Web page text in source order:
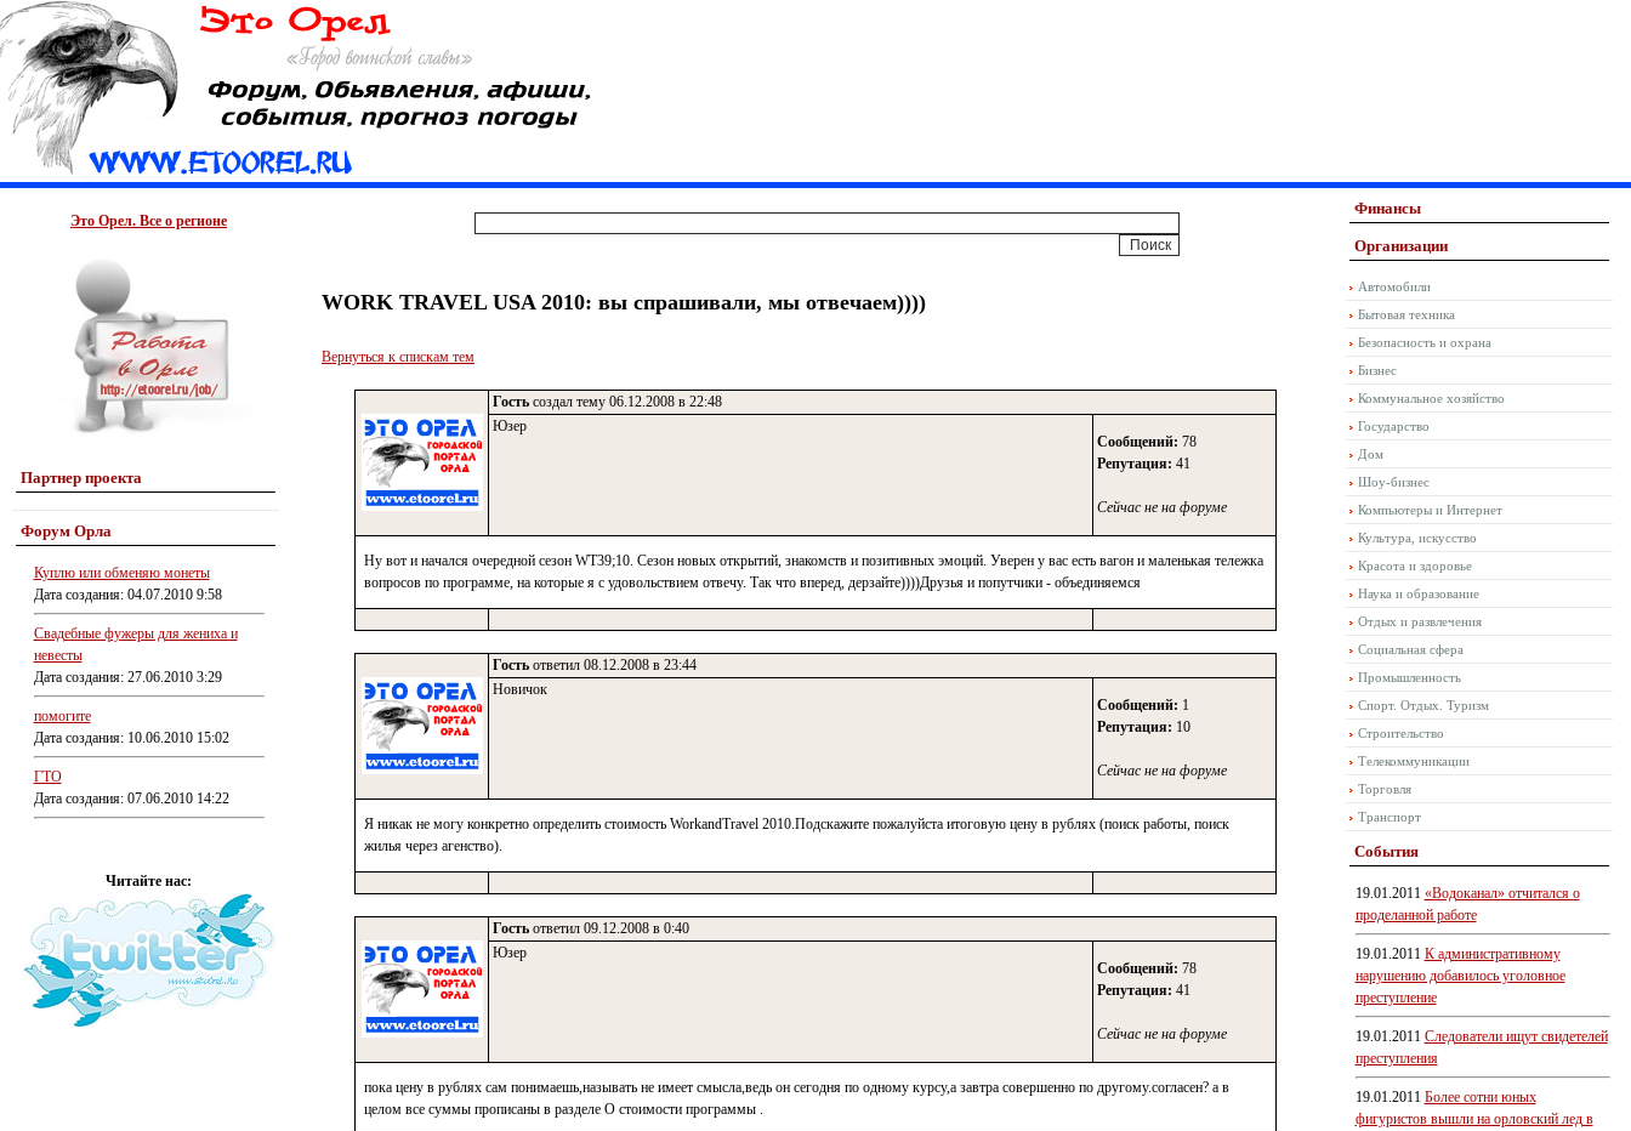
Это Орел. Все о регионе
Партнер проекта
Форум Орла
Куплю или обменяю монеты
Дата создания: 04.07.2010 9:58
Свадебные фужеры для жениха и
невесты
Дата создания: 27.06.2010 3:29
помогите
Дата создания: 10.06.2010 15:02
ГТО
Дата создания: 07.06.2010 14:22
Читайте нас:
WORK TRAVEL USA 2010: вы спрашивали, мы отвечаем))))
Вернуться к спискам тем
Гость создал тему 06.12.2008 в 22:48
Юзер
Сообщений: 78
Репутация: 41
Сейчас не на форуме
Ну вот и начался очередной сезон WT39;10. Сезон новых открытий, знакомств и позитивных эмоций. Уверен у вас есть вагон и маленькая тележка
вопросов по программе, на которые я с удовольствием отвечу. Так что вперед, дерзайте))))Друзья и попутчики - объединяемся
Гость ответил 08.12.2008 в 23:44
Новичок
Сообщений: 1
Репутация: 10
Сейчас не на форуме
Я никак не могу конкретно определить стоимость WorkandTravel 2010.Подскажите пожалуйста итоговую цену в рублях (поиск работы, поиск
жилья через агенство).
Гость ответил 09.12.2008 в 0:40
Юзер
Сообщений: 78
Репутация: 41
Сейчас не на форуме
пока цену в рублях сам понимаешь,называть не имеет смысла,ведь он сегодня по одному курсу,а завтра совершенно по другому.согласен? а в
целом все суммы прописаны в разделе О стоимости программы .
Финансы
Организации
Автомобили
Бытовая техника
Безопасность и охрана
Бизнес
Коммунальное хозяйство
Государство
Дом
Шоу-бизнес
Компьютеры и Интернет
Культура, искусство
Красота и здоровье
Наука и образование
Отдых и развлечения
Социальная сфера
Промышленность
Спорт. Отдых. Туризм
Строительство
Телекоммуникации
Торговля
Транспорт
События
19.01.2011 «Водоканал» отчитался о
проделанной работе
19.01.2011 К административному
нарушению добавилось уголовное
преступление
19.01.2011 Следователи ищут свидетелей
преступления
19.01.2011 Более сотни юных
фигуристов вышли на орловский лед в